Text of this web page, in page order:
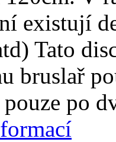
existují
Tato
bruslař
po